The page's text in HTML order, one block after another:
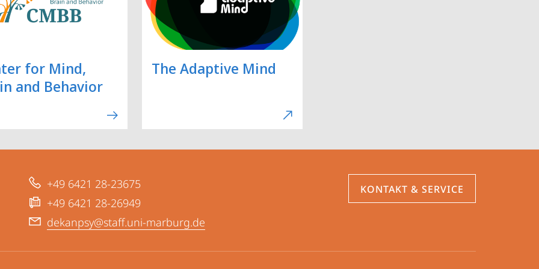
for Mind,
and Behavior
The Adaptive Mind
+49 6421 28-23675
+49 6421 28-26949
dekanpsy@staff.uni-marburg.de
KONTAKT & SERVICE